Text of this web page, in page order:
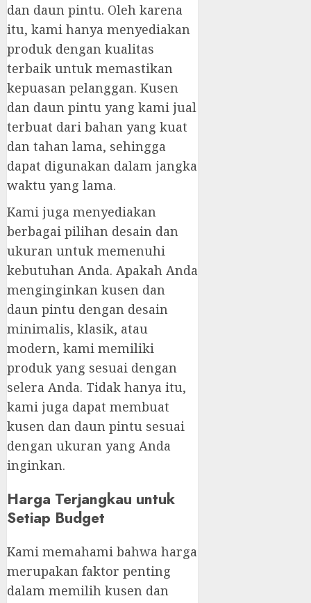
dan daun pintu. Oleh karena
itu, kami hanya menyediakan
produk dengan kualitas
terbaik untuk memastikan
kepuasan pelanggan. Kusen
dan daun pintu yang kami jual
terbuat dari bahan yang kuat
dan tahan lama, sehingga
dapat digunakan dalam jangka
waktu yang lama.
Kami juga menyediakan
berbagai pilihan desain dan
ukuran untuk memenuhi
kebutuhan Anda. Apakah Anda
menginginkan kusen dan
daun pintu dengan desain
minimalis, klasik, atau
modern, kami memiliki
produk yang sesuai dengan
selera Anda. Tidak hanya itu,
kami juga dapat membuat
kusen dan daun pintu sesuai
dengan ukuran yang Anda
inginkan.
Harga Terjangkau untuk
Setiap Budget
Kami memahami bahwa harga
merupakan faktor penting
dalam memilih kusen dan